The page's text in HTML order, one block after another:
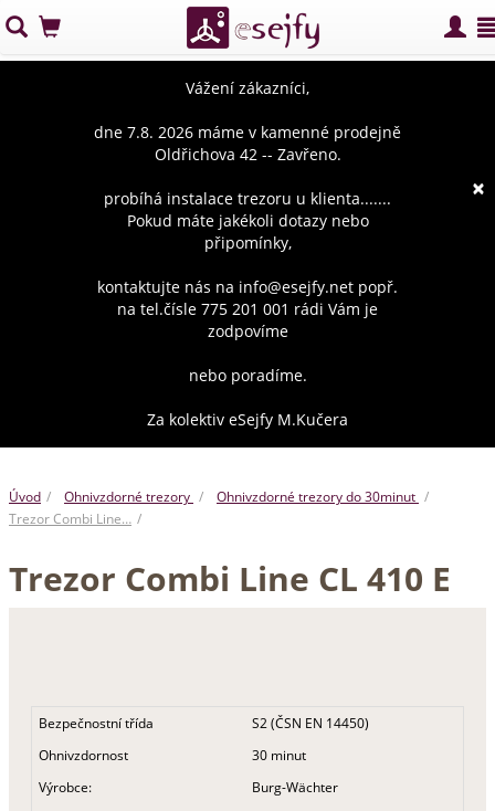
×
Vážení zákazníci,
dne 7.8. 2026 máme v kamenné prodejně
Oldřichova 42 -- Zavřeno.
probíhá instalace trezoru u klienta.......
Pokud máte jakékoli dotazy nebo
připomínky,
kontaktujte nás na info@esejfy.net popř.
na tel.čísle 775 201 001 rádi Vám je
zodpovíme
nebo poradíme.
Za kolektiv eSejfy M.Kučera
Úvod Ohnivzdorné trezory
Ohnivzdorné trezory do 30minut
Trezor Combi Line…
Trezor Combi Line CL 410 E
Bezpečnostní třída
S2 (ČSN EN 14450)
Ohnivzdornost
30 minut
Výrobce:
Burg-Wächter